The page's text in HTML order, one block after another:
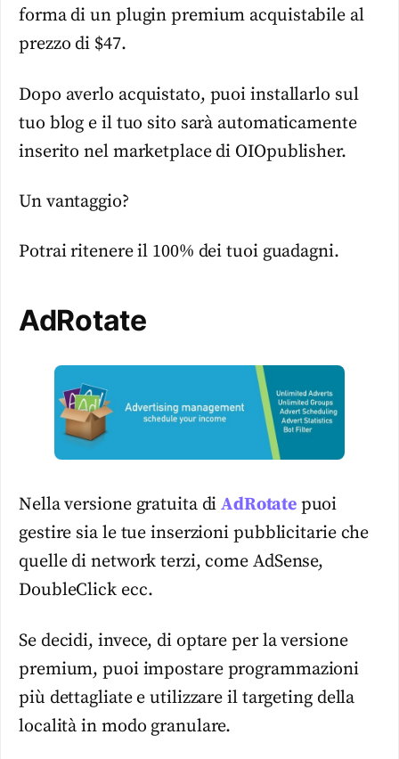
forma di un plugin premium acquistabile al
prezzo di $47.
Dopo averlo acquistato, puoi installarlo sul
tuo blog e il tuo sito sarà automaticamente
inserito nel marketplace di OIOpublisher.
Un vantaggio?
Potrai ritenere il 100% dei tuoi guadagni.
AdRotate
Nella versione gratuita diAdRotatepuoi
gestire sia le tue inserzioni pubblicitarie che
quelle di network terzi, come AdSense,
DoubleClick ecc.
Se decidi, invece, di optare per la versione
premium, puoi impostare programmazioni
più dettagliate e utilizzare il targeting della
località in modo granulare.